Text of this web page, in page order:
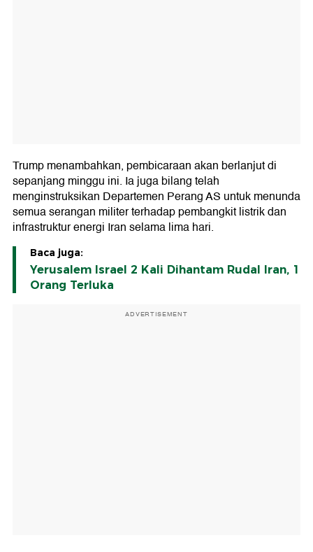
Trump menambahkan, pembicaraan akan berlanjut di
sepanjang minggu ini. Ia juga bilang telah
menginstruksikan Departemen Perang AS untuk menunda
semua serangan militer terhadap pembangkit listrik dan
infrastruktur energi Iran selama lima hari.
Baca juga:
Yerusalem Israel 2 Kali Dihantam Rudal Iran, 1
Orang Terluka
ADVERTISEMENT